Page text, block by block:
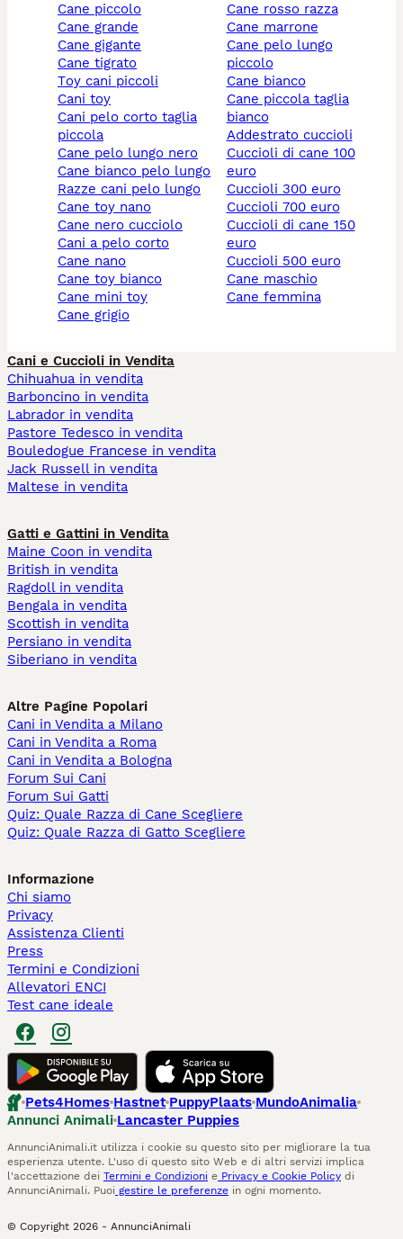
cane piccolo
cane grande
cane gigante
cane tigrato
toy cani piccoli
cani toy
cani pelo corto taglia
piccola
cane pelo lungo nero
cane bianco pelo lungo
razze cani pelo lungo
cane toy nano
cane nero cucciolo
cani a pelo corto
cane nano
cane toy bianco
cane mini toy
cane grigio
cane rosso razza
cane marrone
cane pelo lungo
piccolo
cane bianco
cane piccola taglia
bianco
addestrato cuccioli
cuccioli di cane 100
euro
cuccioli 300 euro
cuccioli 700 euro
cuccioli di cane 150
euro
cuccioli 500 euro
cane maschio
cane femmina
Cani e Cuccioli in Vendita
Chihuahua in vendita
Barboncino in vendita
Labrador in vendita
Pastore Tedesco in vendita
Bouledogue Francese in vendita
Jack Russell in vendita
Maltese in vendita
Gatti e Gattini in Vendita
Maine Coon in vendita
British in vendita
Ragdoll in vendita
Bengala in vendita
Scottish in vendita
Persiano in vendita
Siberiano in vendita
Altre Pagine Popolari
Cani in Vendita a Milano
Cani in Vendita a Roma
Cani in Vendita a Bologna
Forum Sui Cani
Forum Sui Gatti
Quiz: Quale Razza di Cane Scegliere
Quiz: Quale Razza di Gatto Scegliere
Informazione
Chi siamo
Privacy
Assistenza Clienti
Press
Termini e Condizioni
Allevatori ENCI
Test cane ideale
Pets4Homes Hastnet PuppyPlaats MundoAnimalia
Annunci Animali Lancaster Puppies
AnnunciAnimali.it utilizza i cookie su questo sito per migliorare la tua
esperienza utente. L'uso di questo sito Web e di altri servizi implica
l'accettazione dei Termini e Condizioni e Privacy e Cookie Policy di
AnnunciAnimali. Puoi gestire le preferenze in ogni momento.
© Copyright 2026 - AnnunciAnimali